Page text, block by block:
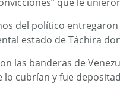
del político
estado de Táchira
las banderas de
lo cubrían y fue